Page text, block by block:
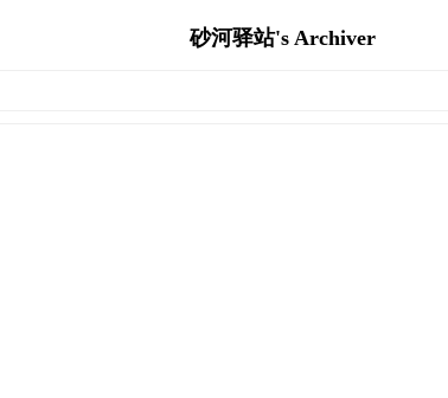
砂河驿站's Archiver